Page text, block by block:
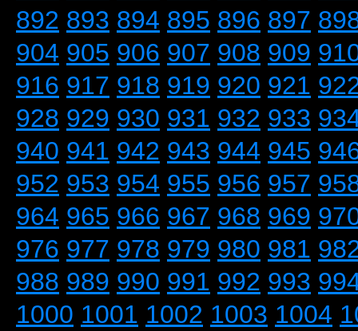
892 893 894 895 896 897
904 905 906 907 908 909
916 917 918 919 920 921
928 929 930 931 932 933
940 941 942 943 944 945
952 953 954 955 956 957
964 965 966 967 968 969
976 977 978 979 980 981
988 989 990 991 992 993
1000 1001 1002 1003 1004